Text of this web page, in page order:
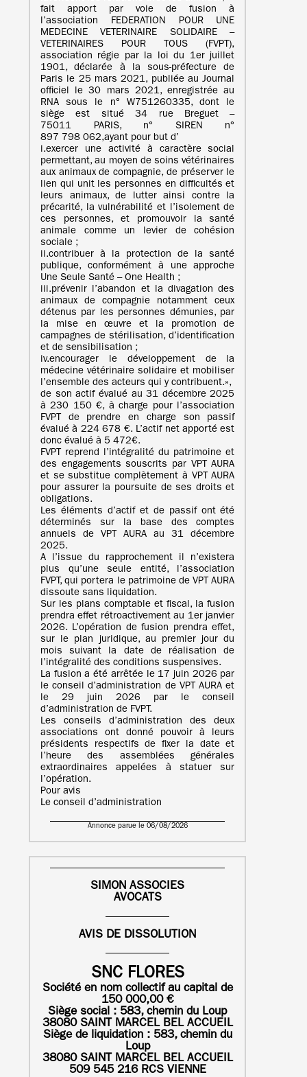
fait apport par voie de fusion à
l’association FEDERATION POUR UNE
MEDECINE VETERINAIRE SOLIDAIRE –
VETERINAIRES POUR TOUS (FVPT),
association régie par la loi du 1er juillet
1901, déclarée à la sous-préfecture de
Paris le 25 mars 2021, publiée au Journal
officiel le 30 mars 2021, enregistrée au
RNA sous le n° W751260335, dont le
siège est situé 34 rue Breguet –
75011 PARIS, n° SIREN n°
897 798 062,ayant pour but d’
i.exercer une activité à caractère social
permettant, au moyen de soins vétérinaires
aux animaux de compagnie, de préserver le
lien qui unit les personnes en difficultés et
leurs animaux, de lutter ainsi contre la
précarité, la vulnérabilité et l’isolement de
ces personnes, et promouvoir la santé
animale comme un levier de cohésion
sociale ;
ii.contribuer à la protection de la santé
publique, conformément à une approche
Une Seule Santé – One Health ;
iii.prévenir l’abandon et la divagation des
animaux de compagnie notamment ceux
détenus par les personnes démunies, par
la mise en œuvre et la promotion de
campagnes de stérilisation, d’identification
et de sensibilisation ;
iv.encourager le développement de la
médecine vétérinaire solidaire et mobiliser
l’ensemble des acteurs qui y contribuent.»,
de son actif évalué au 31 décembre 2025
à 230 150 €, à charge pour l’association
FVPT de prendre en charge son passif
évalué à 224 678 €. L’actif net apporté est
donc évalué à 5 472€.
FVPT reprend l’intégralité du patrimoine et
des engagements souscrits par VPT AURA
et se substitue complètement à VPT AURA
pour assurer la poursuite de ses droits et
obligations.
Les éléments d’actif et de passif ont été
déterminés sur la base des comptes
annuels de VPT AURA au 31 décembre
2025.
A l’issue du rapprochement il n’existera
plus qu’une seule entité, l’association
FVPT, qui portera le patrimoine de VPT AURA
dissoute sans liquidation.
Sur les plans comptable et fiscal, la fusion
prendra effet rétroactivement au 1er janvier
2026. L’opération de fusion prendra effet,
sur le plan juridique, au premier jour du
mois suivant la date de réalisation de
l’intégralité des conditions suspensives.
La fusion a été arrêtée le 17 juin 2026 par
le conseil d’administration de VPT AURA et
le 29 juin 2026 par le conseil
d’administration de FVPT.
Les conseils d’administration des deux
associations ont donné pouvoir à leurs
présidents respectifs de fixer la date et
l’heure des assemblées générales
extraordinaires appelées à statuer sur
l’opération.
Pour avis
Le conseil d’administration
Annonce parue le 06/08/2026
SIMON ASSOCIES
AVOCATS
AVIS DE DISSOLUTION
SNC FLORES
Société en nom collectif au capital de
150 000,00 €
Siège social : 583, chemin du Loup
38080 SAINT MARCEL BEL ACCUEIL
Siège de liquidation : 583, chemin du
Loup
38080 SAINT MARCEL BEL ACCUEIL
509 545 216 RCS VIENNE